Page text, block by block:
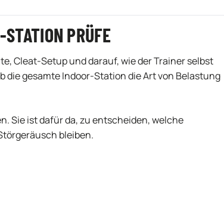
PRÜFE
Cleat-Setup und darauf, wie der Trainer selbst
die gesamte Indoor-Station die Art von Belastung
Sie ist dafür da, zu entscheiden, welche
bleiben.